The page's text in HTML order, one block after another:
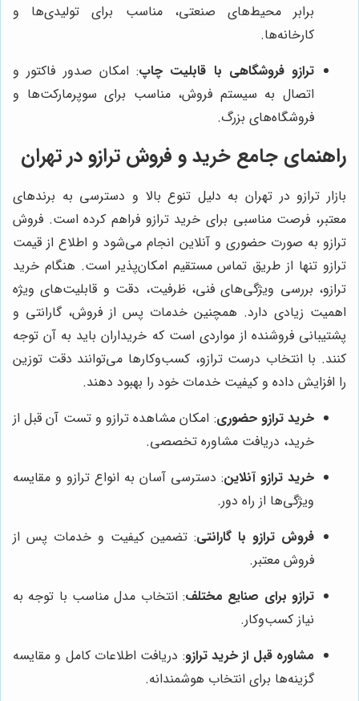
برابر محیط‌های صنعتی، مناسب برای تولیدی‌ها و
کارخانه‌ها.
ترازو فروشگاهی با قابلیت چاپ: امکان صدور فاکتور و
اتصال به سیستم فروش، مناسب برای سوپرمارکت‌ها و
فروشگاه‌های بزرگ.
راهنمای جامع خرید و فروش ترازو در تهران
بازار ترازو در تهران به دلیل تنوع بالا و دسترسی به برندهای
معتبر، فرصت مناسبی برای خرید ترازو فراهم کرده است. فروش
ترازو به صورت حضوری و آنلاین انجام می‌شود و اطلاع از قیمت
ترازو تنها از طریق تماس مستقیم امکان‌پذیر است. هنگام خرید
ترازو، بررسی ویژگی‌های فنی، ظرفیت، دقت و قابلیت‌های ویژه
اهمیت زیادی دارد. همچنین خدمات پس از فروش، گارانتی و
پشتیبانی فروشنده از مواردی است که خریداران باید به آن توجه
کنند. با انتخاب درست ترازو، کسب‌وکارها می‌توانند دقت توزین
را افزایش داده و کیفیت خدمات خود را بهبود دهند.
خرید ترازو حضوری: امکان مشاهده ترازو و تست آن قبل از
خرید، دریافت مشاوره تخصصی.
خرید ترازو آنلاین: دسترسی آسان به انواع ترازو و مقایسه
ویژگی‌ها از راه دور.
فروش ترازو با گارانتی: تضمین کیفیت و خدمات پس از
فروش معتبر.
ترازو برای صنایع مختلف: انتخاب مدل مناسب با توجه به
نیاز کسب‌وکار.
مشاوره قبل از خرید ترازو: دریافت اطلاعات کامل و مقایسه
گزینه‌ها برای انتخاب هوشمندانه.